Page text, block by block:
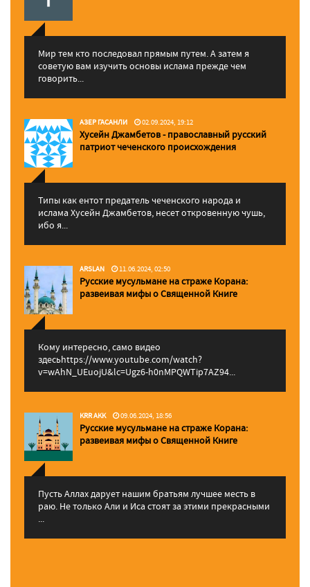
Мир тем кто последовал прямым путем. А затем я
советую вам изучить основы ислама прежде чем
говорить...
АЗЕР ГАСАНЛИ 02.09.2024, 19:12
Хусейн Джамбетов - православный русский
патриот чеченского происхождения
Типы как ентот предатель чеченского народа и
ислама Хусейн Джамбетов, несет откровенную чушь,
ибо я...
ARSLAN 11.06.2024, 02:50
Русские мусульмане на страже Корана:
pазвеивая мифы о Священной Книге
Кому интересно, само видео
здесьhttps://www.youtube.com/watch?
v=wAhN_UEuojU&lc=Ugz6-h0nMPQWTip7AZ94...
KRR AKK 09.06.2024, 18:56
Русские мусульмане на страже Корана:
pазвеивая мифы о Священной Книге
Пусть Аллах дарует нашим братьям лучшее месть в
раю. Не только Али и Иса стоят за этими прекрасными
...